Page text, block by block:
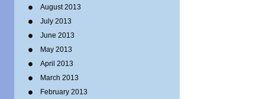
August 2013
July 2013
June 2013
May 2013
April 2013
March 2013
February 2013